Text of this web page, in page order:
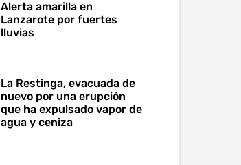
Alerta amarilla en
Lanzarote por fuertes
lluvias
La Restinga, evacuada de
nuevo por una erupción
que ha expulsado vapor de
agua y ceniza